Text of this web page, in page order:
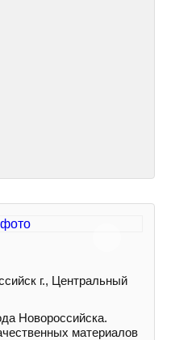
г., Центральный
Новороссийска.
материалов